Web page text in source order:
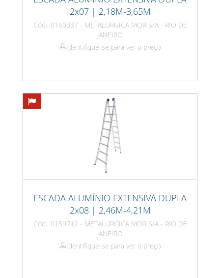
2x07 | 2,18M-3,65M
Cód.: 0160337 - METALURGICA MOR S/A - RIO DE
JANEIRO
Identifique-se para ver o preço
ESCADA ALUMÍNIO EXTENSIVA DUPLA
2x08 | 2,46M-4,21M
Cód.: 0159712 - METALURGICA MOR S/A - RIO DE
JANEIRO
Identifique-se para ver o preço